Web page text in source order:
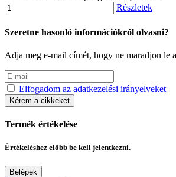
Részletek
Szeretne hasonló információkról olvasni?
Adja meg e-mail címét, hogy ne maradjon le
Elfogadom az adatkezelési irányelveket
Kérem a cikkeket
Termék értékelése
Értékeléshez előbb be kell jelentkezni.
Belépek